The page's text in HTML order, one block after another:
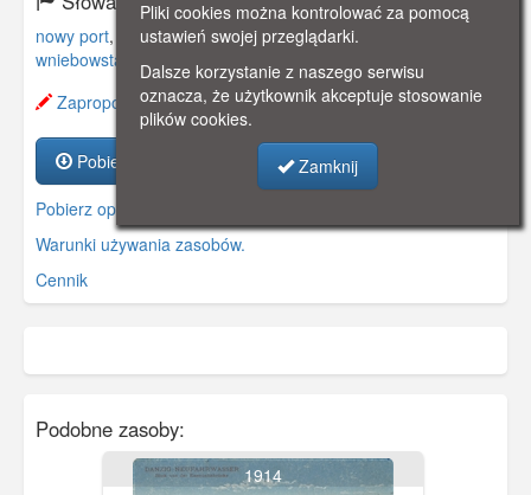
nowy port, neufahrwasser,spichlerz,anker,
wniebowstąpienia
Zaproponuj zmianę opisu.
Pobierz zasób
Pobierz opis
Warunki używania zasobów.
Cennik
Podobne zasoby:
1914
Pliki cookies można kontrolować za pomocą
ustawień swojej przeglądarki.
Dalsze korzystanie z naszego serwisu
oznacza, że użytkownik akceptuje stosowanie
plików cookies.
Zamknij